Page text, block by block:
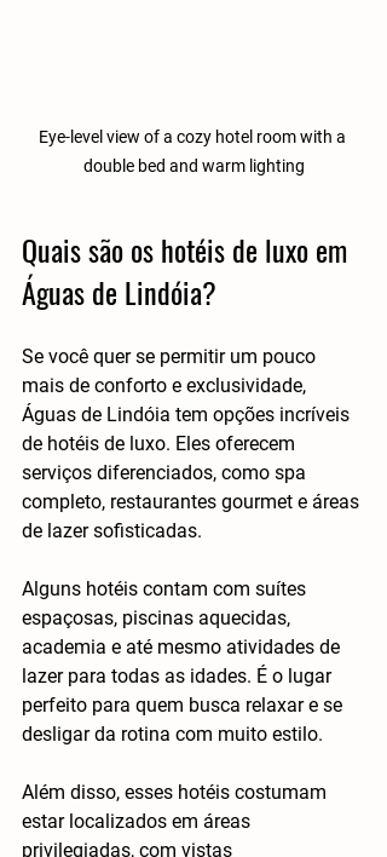
Eye-level view of a cozy hotel room with a
double bed and warm lighting
Quais são os hotéis de luxo em
Águas de Lindóia?
Se você quer se permitir um pouco
mais de conforto e exclusividade,
Águas de Lindóia tem opções incríveis
de hotéis de luxo. Eles oferecem
serviços diferenciados, como spa
completo, restaurantes gourmet e áreas
de lazer sofisticadas.
Alguns hotéis contam com suítes
espaçosas, piscinas aquecidas,
academia e até mesmo atividades de
lazer para todas as idades. É o lugar
perfeito para quem busca relaxar e se
desligar da rotina com muito estilo.
Além disso, esses hotéis costumam
estar localizados em áreas
privilegiadas, com vistas